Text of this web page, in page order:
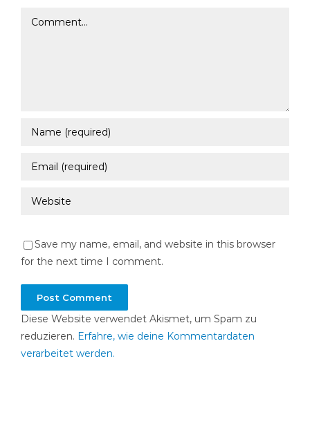
Comment
Save my name, email, and website in this browser
for the next time I comment.
Diese Website verwendet Akismet, um Spam zu
reduzieren. Erfahre, wie deine Kommentardaten
verarbeitet werden.